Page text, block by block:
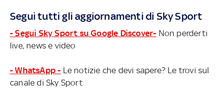
Segui tutti gli aggiornamenti di Sky Sport
- Segui Sky Sport su Google Discover- Non perderti
live, news e video
- WhatsApp - Le notizie che devi sapere? Le trovi sul
canale di Sky Sport